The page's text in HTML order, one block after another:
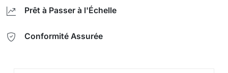
Prêt à Passer à l'Échelle
Conformité Assurée